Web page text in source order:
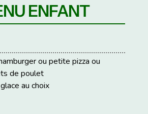
ENFANT
ou petite pizza ou
de poulet
au choix